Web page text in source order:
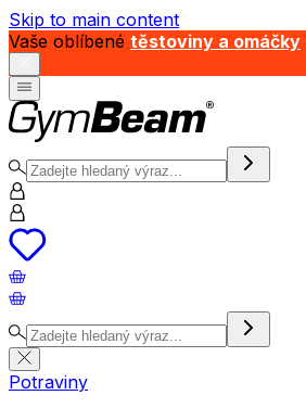
Skip to main content
Vaše oblíbené těstoviny a omáčky
Potraviny